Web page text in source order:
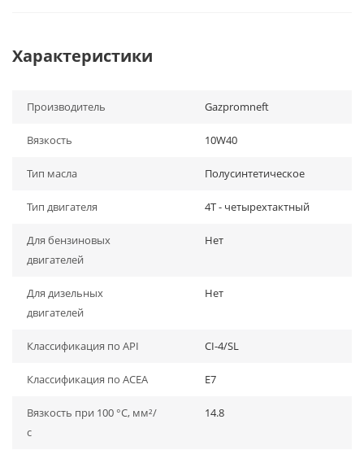
Характеристики
Производитель Gazpromneft
Вязкость 10W40
Тип масла Полусинтетическое
Тип двигателя 4Т - четырехтактный
Для бензиновых
двигателей
Нет
Для дизельных
двигателей
Нет
Классификация по API CI-4/SL
Классификация по ACEA E7
Вязкость при 100 °C, мм²/
с
14.8